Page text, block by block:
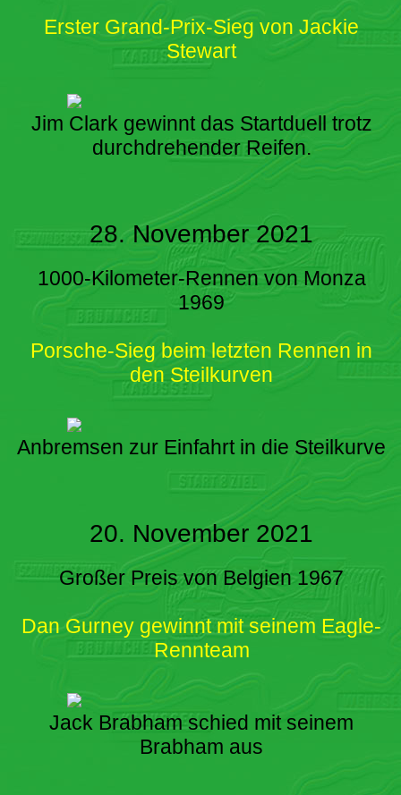
Erster Grand-Prix-Sieg von Jackie
Stewart
Jim Clark gewinnt das Startduell trotz
durchdrehender Reifen.
28. November 2021
1000-Kilometer-Rennen von Monza
1969
Porsche-Sieg beim letzten Rennen in
den Steilkurven
Anbremsen zur Einfahrt in die Steilkurve
20. November 2021
Großer Preis von Belgien 1967
Dan Gurney gewinnt mit seinem Eagle-
Rennteam
Jack Brabham schied mit seinem
Brabham aus